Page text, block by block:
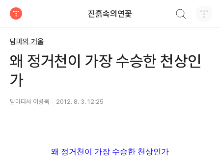
진흙속의연꽃
담마의 거울
왜 정거천이 가장 수승한 천상인
가
담마다사 이병욱 2012. 8. 3. 12:25
왜 정거천이 가장 수승한 천상인가